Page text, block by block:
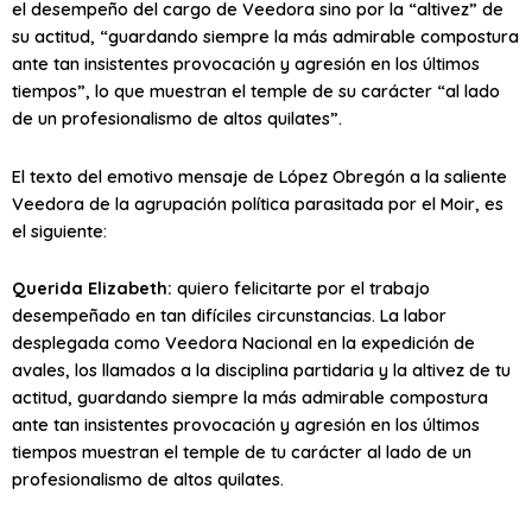
el desempeño del cargo de Veedora sino por la “altivez” de
su actitud, “guardando siempre la más admirable compostura
ante tan insistentes provocación y agresión en los últimos
tiempos”, lo que muestran el temple de su carácter “al lado
de un profesionalismo de altos quilates”.
El texto del emotivo mensaje de López Obregón a la saliente
Veedora de la agrupación política parasitada por el Moir, es
el siguiente:
Querida Elizabeth: quiero felicitarte por el trabajo
desempeñado en tan difíciles circunstancias. La labor
desplegada como Veedora Nacional en la expedición de
avales, los llamados a la disciplina partidaria y la altivez de tu
actitud, guardando siempre la más admirable compostura
ante tan insistentes provocación y agresión en los últimos
tiempos muestran el temple de tu carácter al lado de un
profesionalismo de altos quilates.